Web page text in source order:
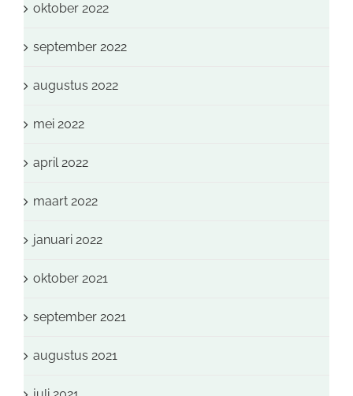
oktober 2022
september 2022
augustus 2022
mei 2022
april 2022
maart 2022
januari 2022
oktober 2021
september 2021
augustus 2021